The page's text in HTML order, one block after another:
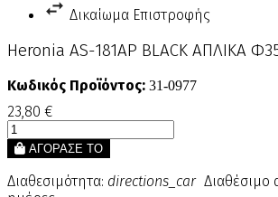
Δικαίωμα Επιστροφής
Heronia AS-181ΑΡ BLACK ΑΠΛΙΚΑ
Κωδικός Προϊόντος: 31-0977
23,80 €
ΑΓΟΡΑΣΕ ΤΟ
Διαθεσιμότητα: directions_car Διαθέσιμο